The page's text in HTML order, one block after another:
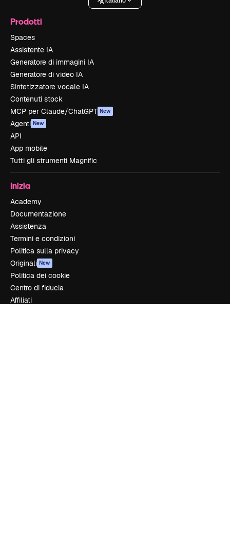
Prodotti
Spaces
Assistente IA
Generatore di immagini IA
Generatore di video IA
Sintetizzatore vocale IA
Contenuti stock
MCP per Claude/ChatGPT New
Agenti New
API
App mobile
Tutti gli strumenti Magnific
Inizia
Academy
Documentazione
Assistenza
Termini e condizioni
Politica sulla privacy
Originali New
Politica dei cookie
Centro di fiducia
Affiliati